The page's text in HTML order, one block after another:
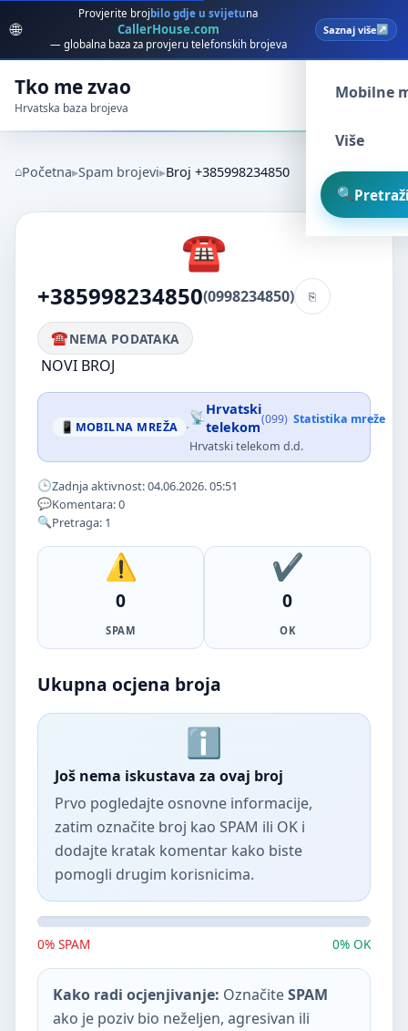
🌐
Provjerite broj bilo gdje u svijetuna
CallerHouse.com
— globalna baza za provjeru telefonskih brojeva
Saznaj više
Tko me zvao
Hrvatska baza brojeva
Spam
Mobilne
Više
Početna Spam brojevi Broj +385998234850
+385998234850(0998234850)
NEMA PODATAKA
NOVI BROJ
MOBILNA MREŽA ·
Hrvatski
telekom(099) Statistika mreže
Hrvatski telekom d.d.
Zadnja aktivnost: 04.06.2026. 05:51
Komentara: 0
Pretraga: 1
0
SPAM
0
OK
Ukupna ocjena broja
Još nema iskustava za ovaj broj
Prvo pogledajte osnovne informacije,
zatim označite broj kao SPAM ili OK i
dodajte kratak komentar kako biste
pomogli drugim korisnicima.
0% SPAM 0% OK
Kako radi ocjenjivanje: OznačiteSPAM
ako je poziv bio neželjen, agresivan ili